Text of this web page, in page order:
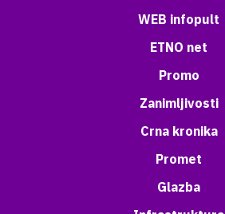
WEB infopult
ETNO net
Promo
Zanimljivosti
Crna kronika
Promet
Glazba